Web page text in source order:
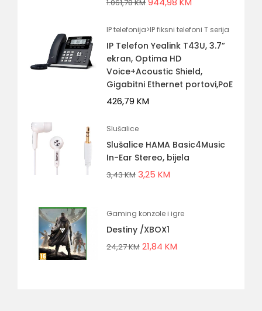
1.061,78KM
IP telefonija>IP fiksni telefoni T serija
IP Telefon Yealink T43U, 3.7”
ekran, Optima HD
Voice+Acoustic Shield,
Gigabitni Ethernet portovi,PoE
426,79 KM
Slušalice
Slušalice HAMA Basic4Music
In-Ear Stereo, bijela
3,43KM 3,25 KM
Gaming konzole i igre
Destiny /XBOX1
24,27KM 21,84 KM